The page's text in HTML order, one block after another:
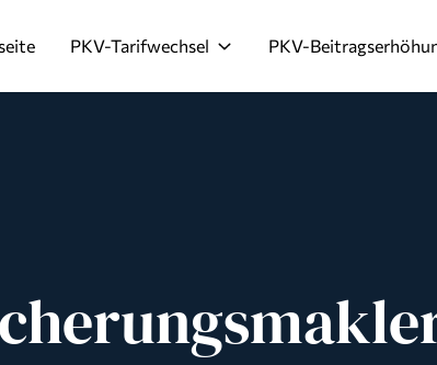
PKV-Tarifwechsel PKV-